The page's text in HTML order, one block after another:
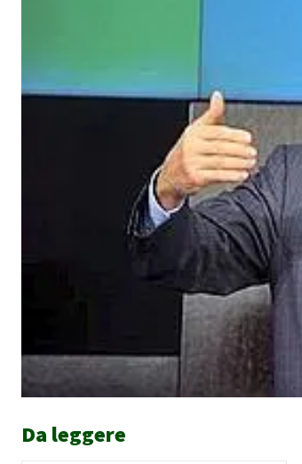
Da leggere